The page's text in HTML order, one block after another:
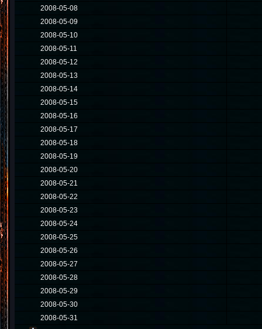
2008-05-08
2008-05-09
2008-05-10
2008-05-11
2008-05-12
2008-05-13
2008-05-14
2008-05-15
2008-05-16
2008-05-17
2008-05-18
2008-05-19
2008-05-20
2008-05-21
2008-05-22
2008-05-23
2008-05-24
2008-05-25
2008-05-26
2008-05-27
2008-05-28
2008-05-29
2008-05-30
2008-05-31